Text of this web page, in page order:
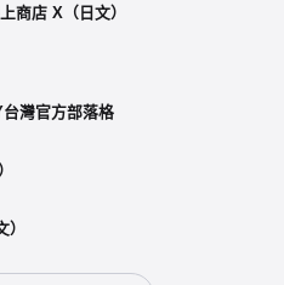
商店 X（日文）
灣官方部落格